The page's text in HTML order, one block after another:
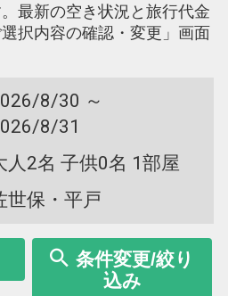
最新の空き状況と旅行代金
択内容の確認・変更」画面
8/30 ～
8/31
人2名 子供0名 1部屋
世保・平戸
条件変更/絞り
込み